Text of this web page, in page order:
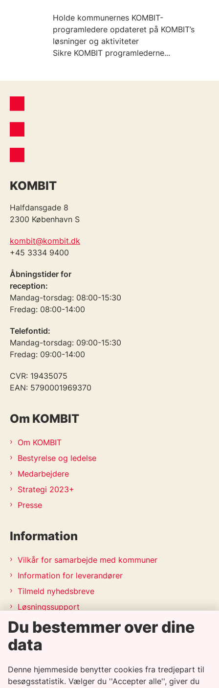
Holde kommunernes KOMBIT-
programledere opdateret på KOMBIT’s
løsninger og aktiviteter
Sikre KOMBIT programlederne...
KOMBIT
Halfdansgade 8
2300 København S
kombit@kombit.dk
+45 3334 9400
Åbningstider for
reception:
Mandag-torsdag: 08:00-15:30
Fredag: 08:00-14:00
Telefontid:
Mandag-torsdag: 09:00-15:30
Fredag: 09:00-14:00
CVR: 19435075
EAN: 5790001969370
Om KOMBIT
Om KOMBIT
Bestyrelse og ledelse
Medarbejdere
Strategi 2023+
Presse
Information
Vilkår for samarbejde med kommuner
Information for leverandører
Tilmeld nyhedsbreve
Løsningssupport
Releasekalender
APV-handleplan 2026
Genveje
Du bestemmer over dine
data
Denne hjemmeside benytter cookies fra tredjepart til
besøgsstatistik. Vælger du ''Accepter alle'', giver du